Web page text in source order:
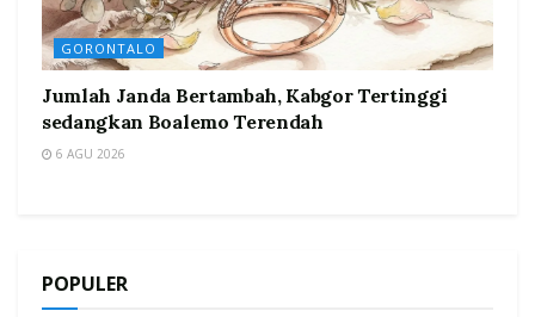
GORONTALO
Jumlah Janda Bertambah, Kabgor Tertinggi
sedangkan Boalemo Terendah
6 AGU 2026
POPULER